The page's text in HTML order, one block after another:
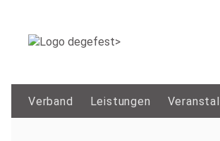
Verband Leistungen